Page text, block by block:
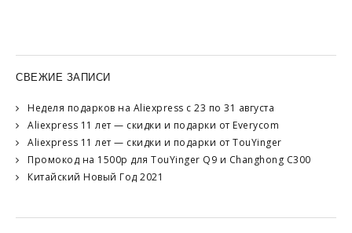
СВЕЖИЕ ЗАПИСИ
Неделя подарков на Aliexpress с 23 по 31 августа
Aliexpress 11 лет — скидки и подарки от Everycom
Aliexpress 11 лет — скидки и подарки от TouYinger
Промокод на 1500р для TouYinger Q9 и Changhong C300
Китайский Новый Год 2021